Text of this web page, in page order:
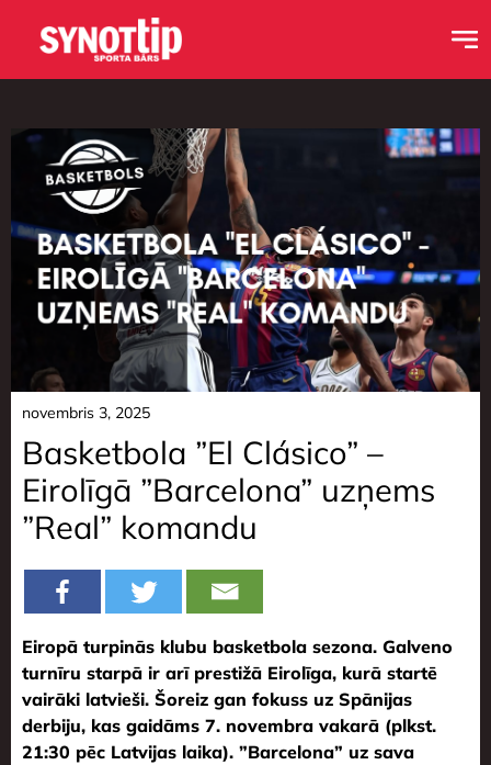
novembris 3, 2025
Basketbola ”El Clásico” –
Eirolīgā ”Barcelona” uzņems
”Real” komandu
Eiropā turpinās klubu basketbola sezona. Galveno
turnīru starpā ir arī prestižā Eirolīga, kurā startē
vairāki latvieši. Šoreiz gan fokuss uz Spānijas
derbiju, kas gaidāms 7. novembra vakarā (plkst.
21:30 pēc Latvijas laika). ”Barcelona” uz sava